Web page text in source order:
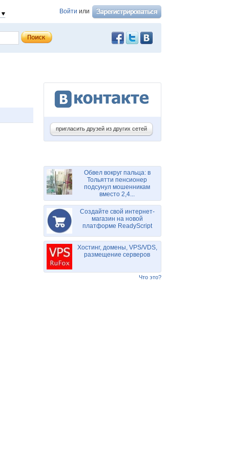
Войти или
пригласить друзей из других сетей
Обвел вокруг пальца: в
Тольятти пенсионер
подсунул мошенникам
вместо 2,4...
Создайте свой интернет-
магазин на новой
платформе ReadyScript
Хостинг, домены, VPS/VDS,
размещение серверов
Что это?